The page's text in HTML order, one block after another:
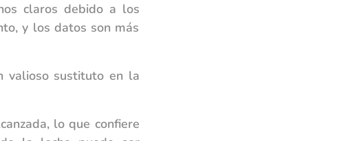
claros debido a los
y los datos son más
valioso sustituto en la
lo que confiere